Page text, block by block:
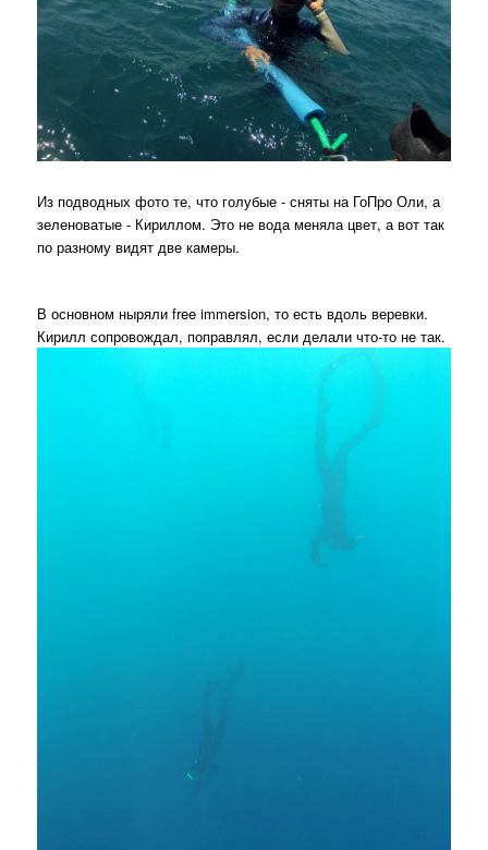
Из подводных фото те, что голубые - сняты на ГоПро Оли, а
зеленоватые - Кириллом. Это не вода меняла цвет, а вот так
по разному видят две камеры.
В основном ныряли free immersion, то есть вдоль веревки.
Кирилл сопровождал, поправлял, если делали что-то не так.